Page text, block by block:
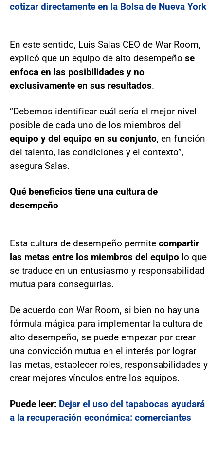
cotizar directamente en la Bolsa de Nueva York
En este sentido, Luis Salas CEO de War Room,
explicó que un equipo de alto desempeño se
enfoca en las posibilidades y no
exclusivamente en sus resultados.
“Debemos identificar cuál sería el mejor nivel
posible de cada uno de los miembros del
equipo y del equipo en su conjunto, en función
del talento, las condiciones y el contexto”,
asegura Salas.
Qué beneficios tiene una cultura de
desempeño
Esta cultura de desempeño permite compartir
las metas entre los miembros del equipo lo que
se traduce en un entusiasmo y responsabilidad
mutua para conseguirlas.
De acuerdo con War Room, si bien no hay una
fórmula mágica para implementar la cultura de
alto desempeño, se puede empezar por crear
una convicción mutua en el interés por lograr
las metas, establecer roles, responsabilidades y
crear mejores vínculos entre los equipos.
Puede leer: Dejar el uso del tapabocas ayudará
a la recuperación económica: comerciantes